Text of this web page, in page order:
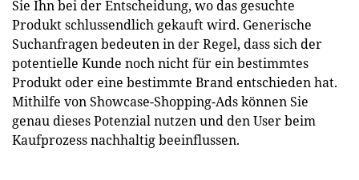
Sie Ihn bei der Entscheidung, wo das gesuchte
Produkt schlussendlich gekauft wird. Generische
Suchanfragen bedeuten in der Regel, dass sich der
potentielle Kunde noch nicht für ein bestimmtes
Produkt oder eine bestimmte Brand entschieden hat.
Mithilfe von Showcase-Shopping-Ads können Sie
genau dieses Potenzial nutzen und den User beim
Kaufprozess nachhaltig beeinflussen.